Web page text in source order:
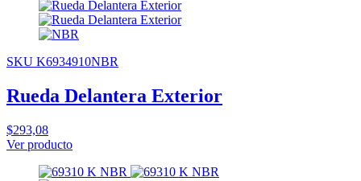
SKU K6934910NBR
Rueda Delantera Exterior
$293,08
Ver producto